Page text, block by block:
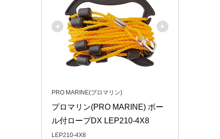
PRO MARINE(プロマリン)
プロマリン(PRO MARINE) ボー
ル付ロープDX LEP210-4X8
LEP210-4X8